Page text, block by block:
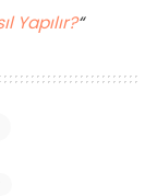
Yapılır?“